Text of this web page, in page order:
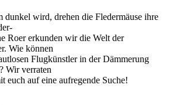
dunkel wird, drehen die Fledermäuse ihre
Roer erkunden wir die Welt der
Wie können
Flugkünstler in der Dämmerung
Wir verraten
euch auf eine aufregende Suche!